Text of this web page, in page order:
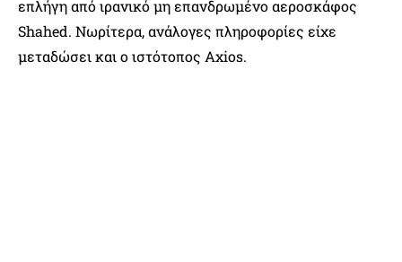
επλήγη από ιρανικό μη επανδρωμένο αεροσκάφος
Shahed. Νωρίτερα, ανάλογες πληροφορίες είχε
μεταδώσει και ο ιστότοπος Axios.